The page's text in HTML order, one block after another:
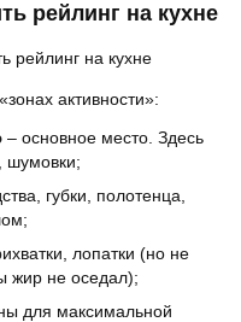
рейлинг на кухне
активности»:
– основное место. Здесь
шумовки;
губки, полотенца,
лопатки (но не
жир не оседал);
для максимальной